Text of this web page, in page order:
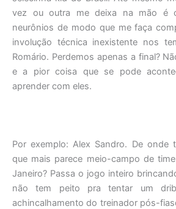
vez ou outra me deixa na mão é
neurônios de modo que me faça
involução técnica inexistente nos
Romário. Perdemos apenas a final?
e a pior coisa que se pode
aprender com eles.
Por exemplo: Alex Sandro. De onde
que mais parece meio-campo de
Janeiro? Passa o jogo inteiro
não tem peito pra tentar um
achincalhamento do treinador pós-